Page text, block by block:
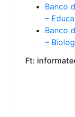
Banco
–
Banco
–
Ft: